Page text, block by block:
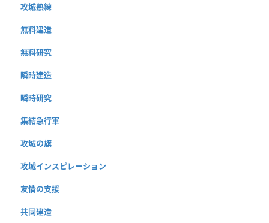
攻城熟練
無料建造
無料研究
瞬時建造
瞬時研究
集結急行軍
攻城の旗
攻城インスピレーション
友情の支援
共同建造